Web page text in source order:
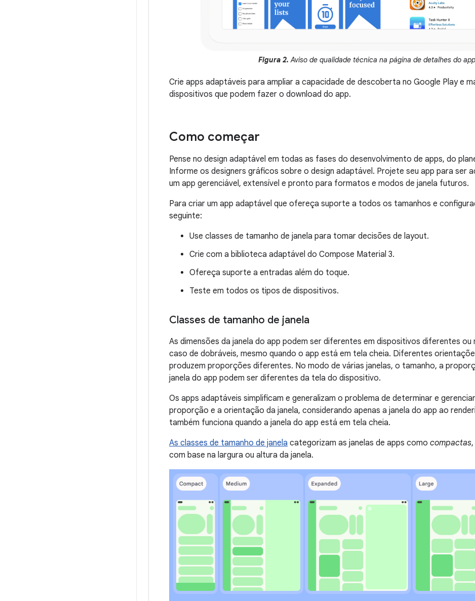
Figura 2. Aviso de qualidade técnica na página de detalhes do
Crie apps adaptáveis para ampliar a capacidade de descoberta no Google Play e
dispositivos que podem fazer o download do app.
Como começar
Pense no design adaptável em todas as fases do desenvolvimento de apps, do
Informe os designers gráficos sobre o design adaptável. Projete seu app para ser
um app gerenciável, extensível e pronto para formatos e modos de janela futuros.
Para criar um app adaptável que ofereça suporte a todos os tamanhos e
seguinte:
Use classes de tamanho de janela para tomar decisões de layout.
Crie com a biblioteca adaptável do Compose Material 3.
Ofereça suporte a entradas além do toque.
Teste em todos os tipos de dispositivos.
Classes de tamanho de janela
As dimensões da janela do app podem ser diferentes em dispositivos diferentes ou
caso de dobráveis, mesmo quando o app está em tela cheia. Diferentes
produzem proporções diferentes. No modo de várias janelas, o tamanho, a
janela do app podem ser diferentes da tela do dispositivo.
Os apps adaptáveis simplificam e generalizam o problema de determinar e
proporção e a orientação da janela, considerando apenas a janela do app ao
também funciona quando a janela do app está em tela cheia.
As classes de tamanho de janela categorizam as janelas de apps como compactas,
com base na largura ou altura da janela.